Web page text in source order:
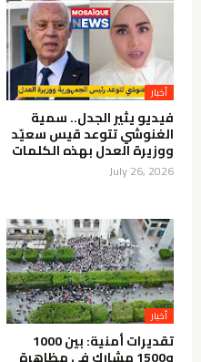
أخبار
فيديو يثير الجدل.. سمية
الغنوشي تتوعد قيس سعيّد
ووزيرة العدل بهذه الكلمات
July 26, 2026
أخبار
تقديرات أمنية: بين 1000
و1500 مشارك في مظاهرة